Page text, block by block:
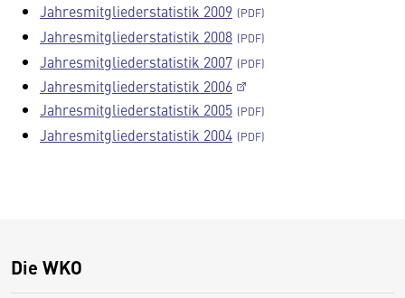
Jahresmitgliederstatistik 2009
Jahresmitgliederstatistik 2008
Jahresmitgliederstatistik 2007
Jahresmitgliederstatistik 2006
Jahresmitgliederstatistik 2005
Jahresmitgliederstatistik 2004
Die WKO